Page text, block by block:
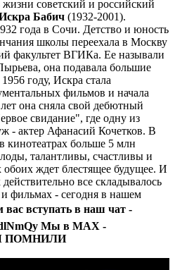
жизни советский и российский
Бабич (1932-2001).
года в Сочи. Детство и юность
школы переехала в Москву
факультет ВГИКа. Ее называли
она подавала большие
году, Искра стала
фильмов и начала
она сняла свой дебютный
свидание", где одну из
- актер Афанасий Кочетков. В
кинотеатрах больше 5 млн
талантливы, счастливы и
ждет блестящее будущее. И
все складывалось
фильмах - сегодня в нашем
вступать в наш чат -
Мы в МАХ -
ПОМНИЛИ